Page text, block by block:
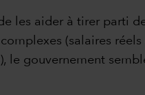
les aider à tirer parti
(salaires réels
le gouvernement